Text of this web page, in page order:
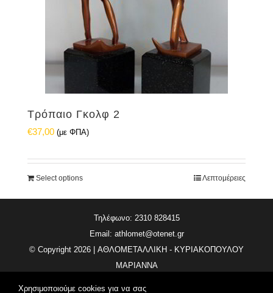
Τρόπαιο Γκολφ 2
€37,00 (με ΦΠΑ)
Select options Λεπτομέρειες
Τηλέφωνο: 2310 828415
Email: athlomet@otenet.gr
© Copyright 2026 | ΑΘΛΟΜΕΤΑΛΛΙΚΗ - ΚΥΡΙΑΚΟΠΟΥΛΟΥ
ΜΑΡΙΑΝΝΑ
Χρησιμοποιούμε cookies για να σας